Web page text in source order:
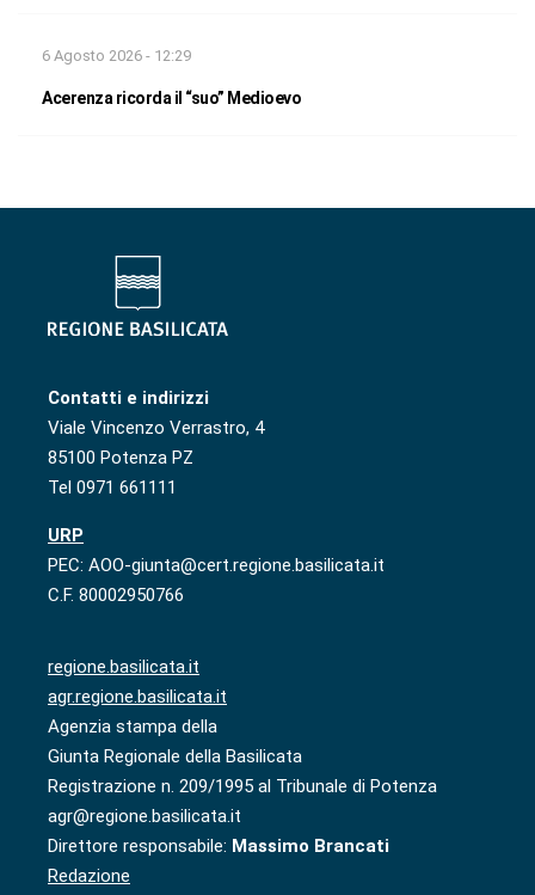
6 Agosto 2026 - 12:29
Acerenza ricorda il “suo” Medioevo
Contatti e indirizzi
Viale Vincenzo Verrastro, 4
85100 Potenza PZ
Tel 0971 661111
URP
PEC: AOO-giunta@cert.regione.basilicata.it
C.F. 80002950766
regione.basilicata.it
agr.regione.basilicata.it
Agenzia stampa della
Giunta Regionale della Basilicata
Registrazione n. 209/1995 al Tribunale di Potenza
agr@regione.basilicata.it
Direttore responsabile: Massimo Brancati
Redazione